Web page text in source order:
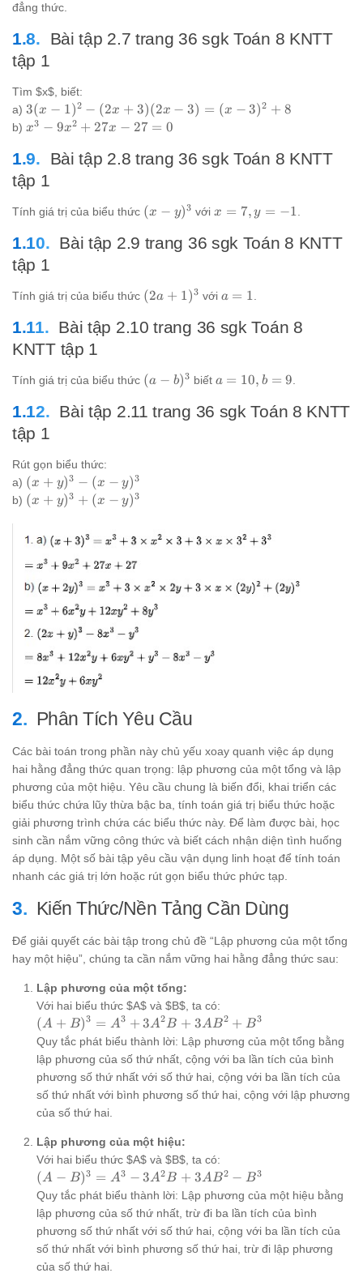
đẳng thức.
Bài tập 2.7 trang 36 sgk Toán 8 KNTT
tập 1
Tìm $x$, biết:
a) 3(x-
1)^2 -
(2x-3)
= (x-
3)^2 +
8
3(x − 1)2 − (2x + 3)(2x − 3) = (x − 3)2 + 8
b) x^3
9x^2
+
27x
- 27
x3 − 9x2 + 27x − 27 = 0
Bài tập 2.8 trang 36 sgk Toán 8 KNTT
tập 1
Tính giá trị của biểu thức (x-
(x − y)3 vớix=7,
x = 7, y = −1
Bài tập 2.9 trang 36 sgk Toán 8 KNTT
tập 1
Tính giá trị của biểu thức (2a+1)^3
(2a + 1)3 với a=1
a = 1.
Bài tập 2.10 trang 36 sgk Toán 8
KNTT tập 1
Tính giá trị của biểu thức (a-
(a − b)3 biết a=10,
a = 10, b = 9.
Bài tập 2.11 trang 36 sgk Toán 8 KNTT
tập 1
Rút gọn biểu thức:
a) (x+y)^3
- (x-
(x + y)3 − (x − y)3
b) (x+y)^3
y)^3
(x + y)3 + (x − y)3
Phân Tích Yêu Cầu
Các bài toán trong phần này chủ yếu xoay quanh việc áp dụng
hai hằng đẳng thức quan trọng: lập phương của một tổng và lập
phương của một hiệu. Yêu cầu chung là biến đổi, khai triển các
biểu thức chứa lũy thừa bậc ba, tính toán giá trị biểu thức hoặc
giải phương trình chứa các biểu thức này. Để làm được bài, học
sinh cần nắm vững công thức và biết cách nhận diện tình huống
áp dụng. Một số bài tập yêu cầu vận dụng linh hoạt để tính toán
nhanh các giá trị lớn hoặc rút gọn biểu thức phức tạp.
Kiến Thức/Nền Tảng Cần Dùng
Để giải quyết các bài tập trong chủ đề “Lập phương của một tổng
hay một hiệu”, chúng ta cần nắm vững hai hằng đẳng thức sau:
Lập phương của một tổng:
Với hai biểu thức $A$ và $B$, ta có:
(A+B)^3
= A^3 +
3A^2B +
3AB^2 +
B^3
(A + B)3 = A3 + 3A2B + 3AB2 + B3
Quy tắc phát biểu thành lời: Lập phương của một tổng bằng
lập phương của số thứ nhất, cộng với ba lần tích của bình
phương số thứ nhất với số thứ hai, cộng với ba lần tích của
số thứ nhất với bình phương số thứ hai, cộng với lập phương
của số thứ hai.
Lập phương của một hiệu:
Với hai biểu thức $A$ và $B$, ta có:
(A-
B)^3
= A^3
3A^2B
+
(A − B)3 = A3 − 3A2B + 3AB2 − B3
Quy tắc phát biểu thành lời: Lập phương của một hiệu bằng
lập phương của số thứ nhất, trừ đi ba lần tích của bình
phương số thứ nhất với số thứ hai, cộng với ba lần tích của
số thứ nhất với bình phương số thứ hai, trừ đi lập phương
của số thứ hai.